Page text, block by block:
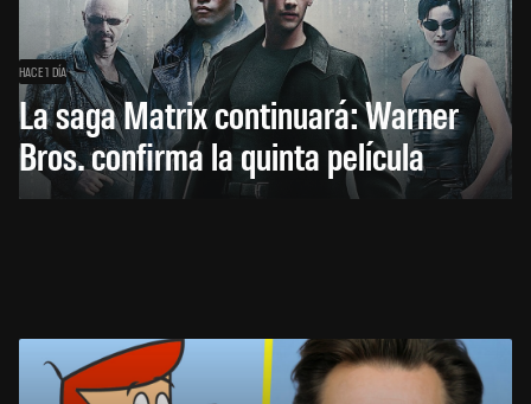
HACE 1 DÍA
La saga Matrix continuará: Warner
Bros. confirma la quinta película